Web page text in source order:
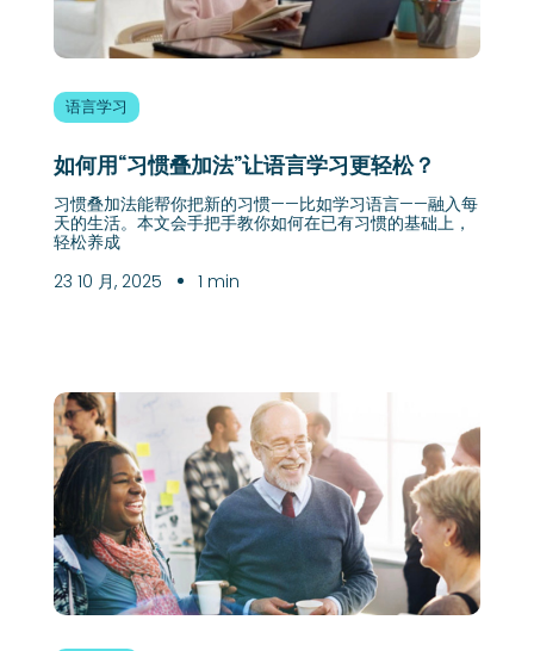
语言学习
如何用“习惯叠加法”让语言学习更轻松？
习惯叠加法能帮你把新的习惯——比如学习语言——融入每
天的生活。本文会手把手教你如何在已有习惯的基础上，
轻松养成
23 10 月, 2025
1 min